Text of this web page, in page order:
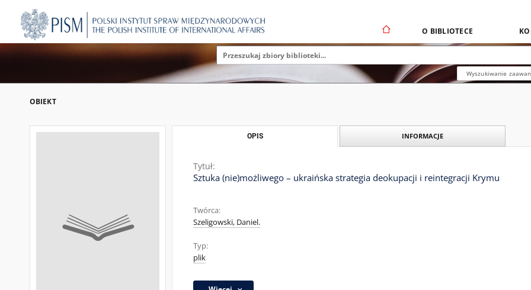
O BIBLIOTECE
Wyszukiwanie
OBIEKT
OPIS INFORMACJE
Tytuł:
Sztuka (nie)możliwego – ukraińska strategia deokupacji i reintegracji Krymu
Twórca:
Szeligowski, Daniel.
Typ:
plik